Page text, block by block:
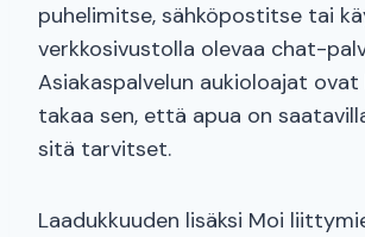
puhelimitse, sähköpostitse tai
verkkosivustolla olevaa chat-
Asiakaspalvelun aukioloajat
takaa sen, että apua on
sitä tarvitset.
Laadukkuuden lisäksi Moi